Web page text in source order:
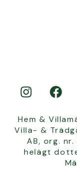
Hem &
Villa- &
AB, org.
helägt